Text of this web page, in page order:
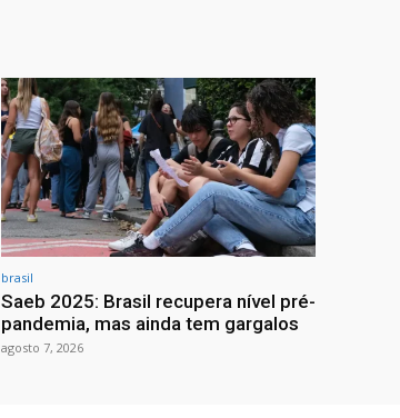
brasil
Saeb 2025: Brasil recupera nível pré-
pandemia, mas ainda tem gargalos
agosto 7, 2026